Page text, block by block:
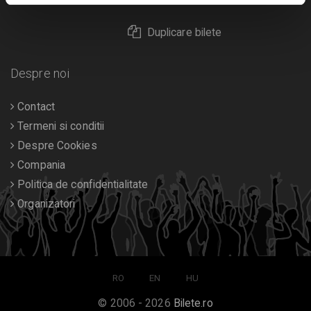
Duplicare bilete
Despre noi
Contact
Termeni si conditii
Despre Cookies
Compania
Politica de confidentialitate
Organizatori
RO EN HU
© 2006 - 2026 Bilete.ro